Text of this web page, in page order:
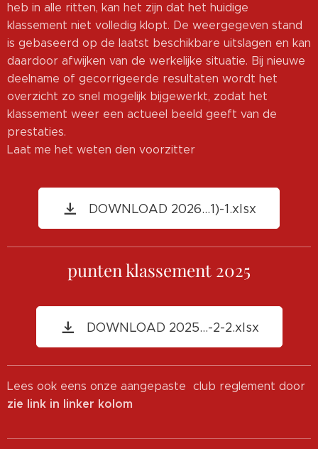
heb in alle ritten, kan het zijn dat het huidige
klassement niet volledig klopt. De weergegeven stand
is gebaseerd op de laatst beschikbare uitslagen en kan
daardoor afwijken van de werkelijke situatie. Bij nieuwe
deelname of gecorrigeerde resultaten wordt het
overzicht zo snel mogelijk bijgewerkt, zodat het
klassement weer een actueel beeld geeft van de
prestaties.
Laat me het weten den voorzitter
DOWNLOAD 2026...1)-1.xlsx
punten klassement 2025
DOWNLOAD 2025...-2-2.xlsx
Lees ook eens onze aangepaste club reglement door
zie link in linker kolom